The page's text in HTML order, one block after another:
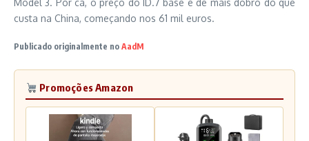
Model 3. Por cá, o preço do ID.7 base é de mais dobro do que
custa na China, começando nos 61 mil euros.
Publicado originalmente no AadM
Promoções Amazon